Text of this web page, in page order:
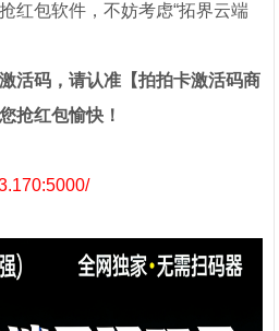
红包软件，不妨考虑“拓界云端
活码，请认准【拍拍卡激活码商
抢红包愉快！